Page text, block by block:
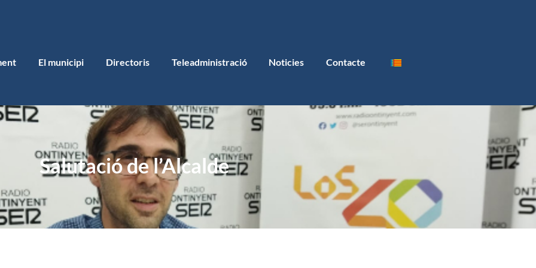
El municipi Directoris Teleadministració Noticies Contacte
Salutació de l’Alcalde